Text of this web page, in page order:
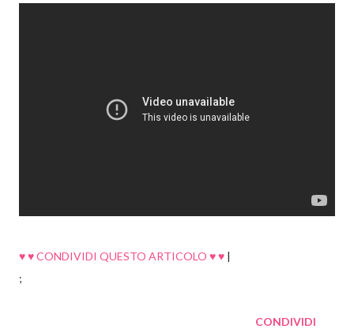
♥ ♥ CONDIVIDI QUESTO ARTICOLO ♥ ♥ |
;
CONDIVIDI